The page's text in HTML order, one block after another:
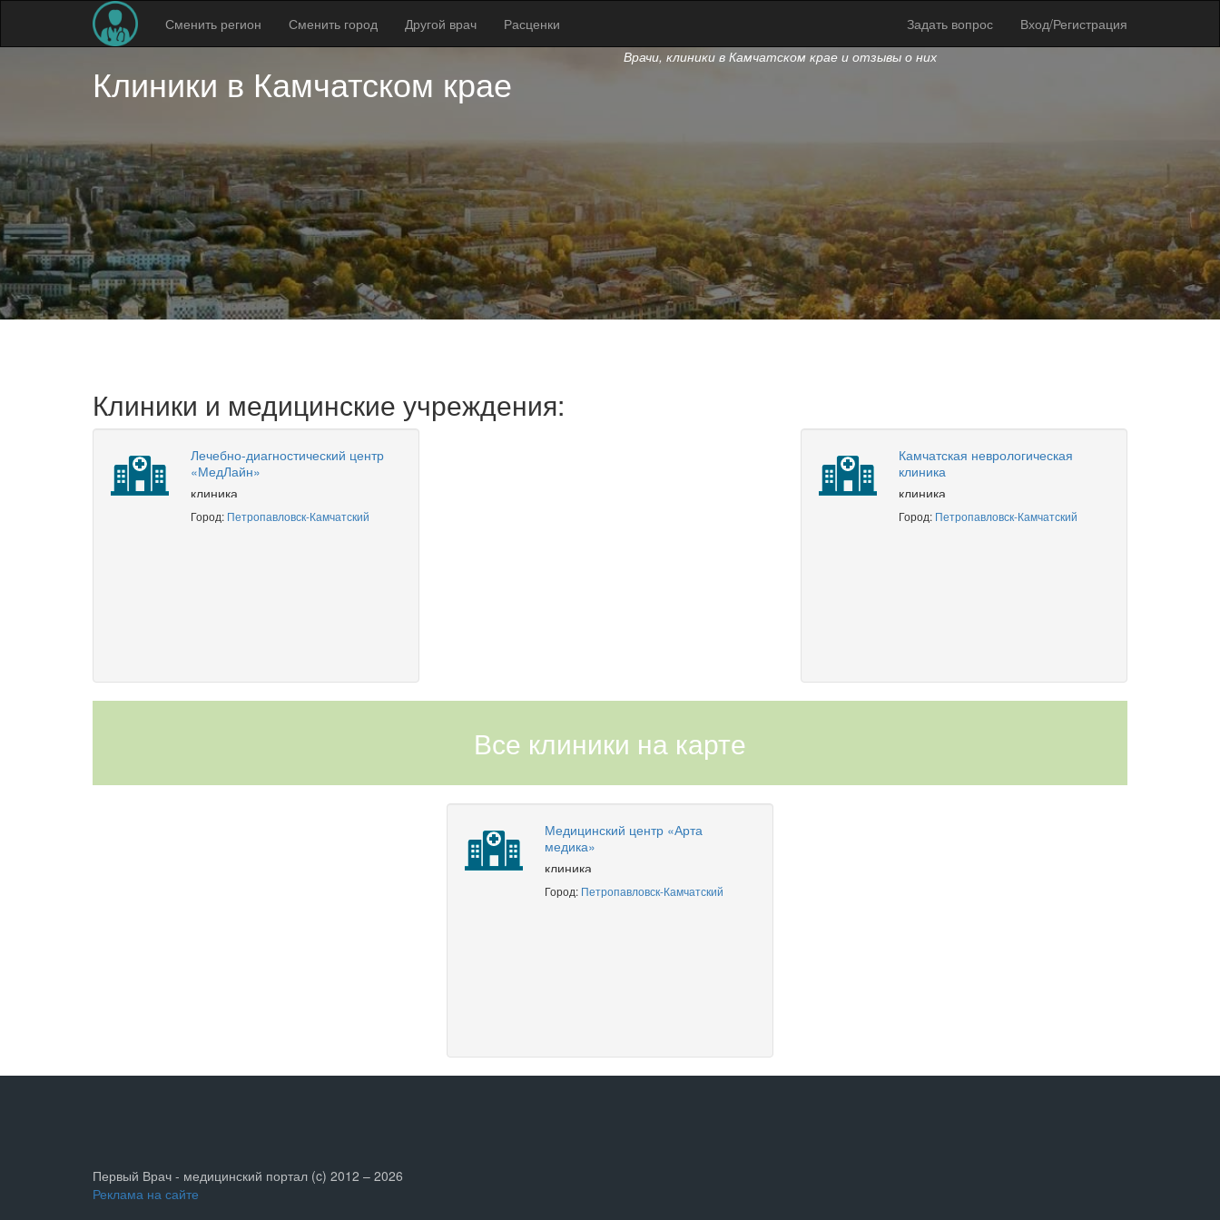
Сменить регион Сменить город Другой врач Расценки Задать вопрос Вход/Регистрация
Клиники в Камчатском крае
Врачи, клиники в Камчатском крае и отзывы о них
Клиники и медицинские учреждения:
Лечебно-диагностический центр
«МедЛайн»
клиника
Город: Петропавловск-Камчатский
Камчатская неврологическая
клиника
клиника
Город: Петропавловск-Камчатский
Все клиники на карте
Медицинский центр «Арта
медика»
клиника
Город: Петропавловск-Камчатский
Первый Врач - медицинский портал (c) 2012 – 2026
Реклама на сайте